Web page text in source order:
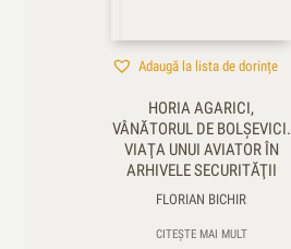
Adaugă la lista de dorințe
HORIA AGARICI,
VÂNĂTORUL DE BOLŞEVICI.
VIAŢA UNUI AVIATOR ÎN
ARHIVELE SECURITĂŢII
FLORIAN BICHIR
CITEȘTE MAI MULT